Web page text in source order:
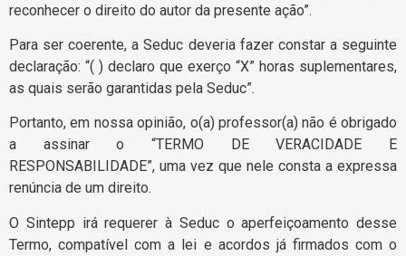
reconhecer o direito do autor da presente ação”.
Para ser coerente, a Seduc deveria fazer constar a seguinte
declaração: “( ) declaro que exerço “X” horas suplementares,
as quais serão garantidas pela Seduc”.
Portanto, em nossa opinião, o(a) professor(a) não é obrigado
a assinar o “TERMO DE VERACIDADE E
RESPONSABILIDADE”, uma vez que nele consta a expressa
renúncia de um direito.
O Sintepp irá requerer à Seduc o aperfeiçoamento desse
Termo, compatível com a lei e acordos já firmados com o